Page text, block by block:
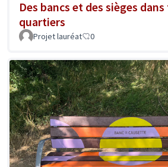
Des bancs et des sièges
quartiers
Projet lauréat 0